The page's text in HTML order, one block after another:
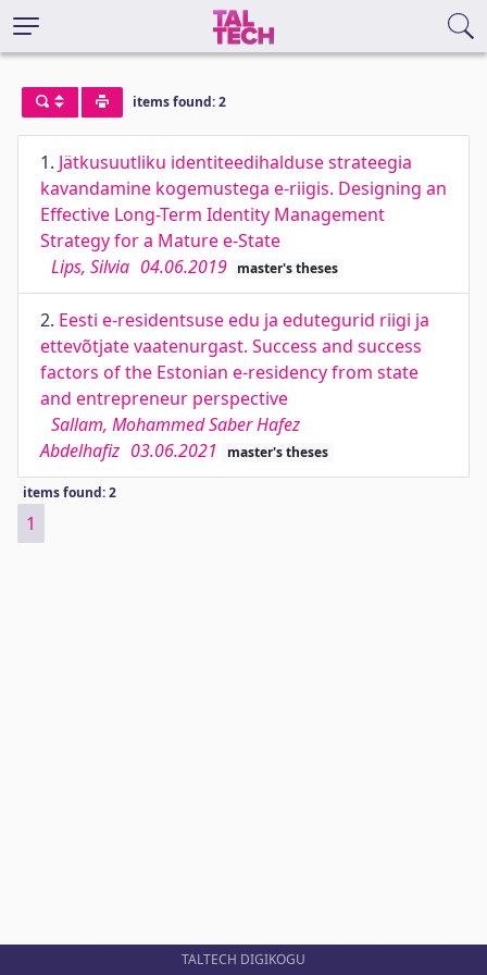
items found: 2
1. Jätkusuutliku identiteedihalduse strateegia
kavandamine kogemustega e-riigis. Designing an
Effective Long-Term Identity Management
Strategy for a Mature e-State
Lips, Silvia 04.06.2019 master's theses
2. Eesti e-residentsuse edu ja edutegurid riigi ja
ettevõtjate vaatenurgast. Success and success
factors of the Estonian e-residency from state
and entrepreneur perspective
Sallam, Mohammed Saber Hafez
Abdelhafiz 03.06.2021 master's theses
items found: 2
1
TALTECH DIGIKOGU